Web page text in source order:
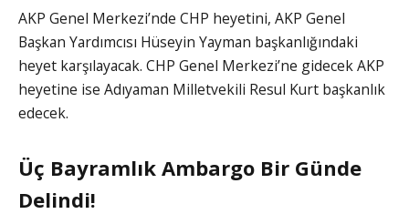
AKP Genel Merkezi’nde CHP heyetini, AKP Genel
Başkan Yardımcısı Hüseyin Yayman başkanlığındaki
heyet karşılayacak. CHP Genel Merkezi’ne gidecek AKP
heyetine ise Adıyaman Milletvekili Resul Kurt başkanlık
edecek.
Üç Bayramlık Ambargo Bir Günde
Delindi!